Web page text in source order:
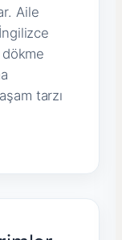
Aile
tarzı